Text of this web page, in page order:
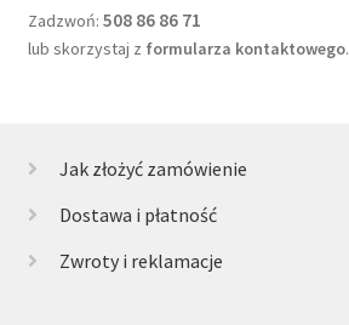
Zadzwoń: 508 86 86 71
lub skorzystaj z formularza kontaktowego.
Jak złożyć zamówienie
Dostawa i płatność
Zwroty i reklamacje